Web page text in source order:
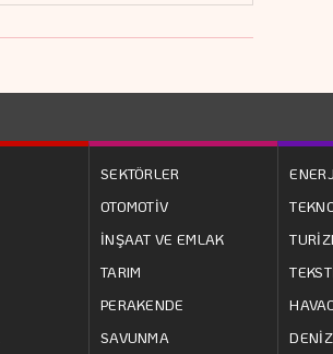
SEKTÖRLER
OTOMOTİV
İNŞAAT VE EMLAK
TARIM
PERAKENDE
SAVUNMA